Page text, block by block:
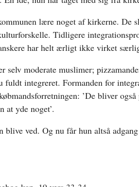
lære noget af kirkerne. De
Tidligere
har helt ærligt ikke virket
selv moderate muslimer;
fuldt integreret. Formanden for
’De bliver
at yde noget’.
blive ved. Og nu får hun altså